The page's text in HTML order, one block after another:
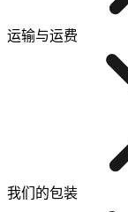
运输与运费
我们的包装